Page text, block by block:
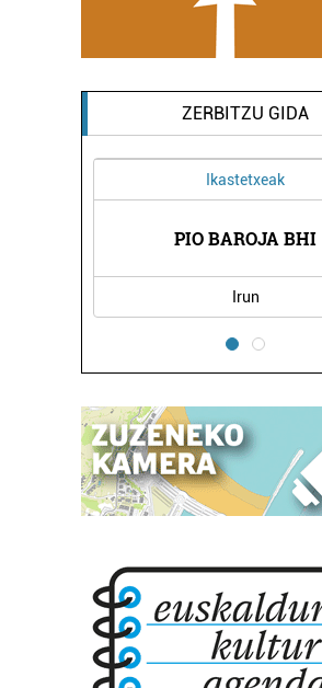
ZERBITZU GIDA
Ikastetxeak
PIO BAROJA BHI
Irun